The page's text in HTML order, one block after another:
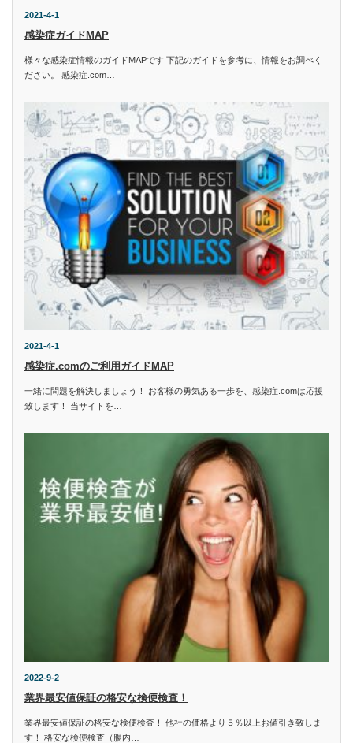
2021-4-1
感染症ガイドMAP
様々な感染症情報のガイドMAPです 下記のガイドを参考に、情報をお調べく
ださい。 感染症.com…
2021-4-1
感染症.comのご利用ガイドMAP
一緒に問題を解決しましょう！ お客様の勇気ある一歩を、感染症.comは応援
致します！ 当サイトを…
2022-9-2
業界最安値保証の格安な検便検査！
業界最安値保証の格安な検便検査！ 他社の価格より５％以上お値引き致しま
す！ 格安な検便検査（腸内…